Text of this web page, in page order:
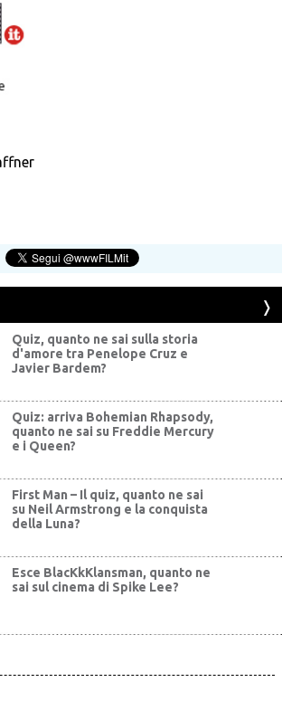
Quiz, quanto ne sai sulla storia
d'amore tra Penelope Cruz e
Javier Bardem?
Quiz: arriva Bohemian Rhapsody,
quanto ne sai su Freddie Mercury
e i Queen?
First Man – Il quiz, quanto ne sai
su Neil Armstrong e la conquista
della Luna?
Esce BlacKkKlansman, quanto ne
sai sul cinema di Spike Lee?